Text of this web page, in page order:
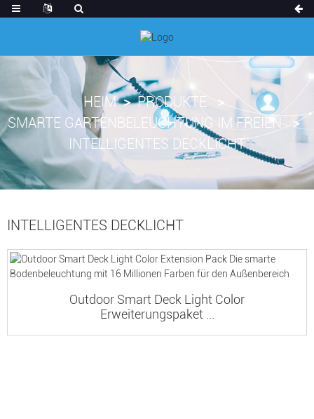
HEIM
PRODUKTE
SMARTE GARTENBELEUCHTUNG IM FREIEN
INTELLIGENTES DECKLICHT
INTELLIGENTES DECKLICHT
Outdoor Smart Deck Light Color
Erweiterungspaket ...